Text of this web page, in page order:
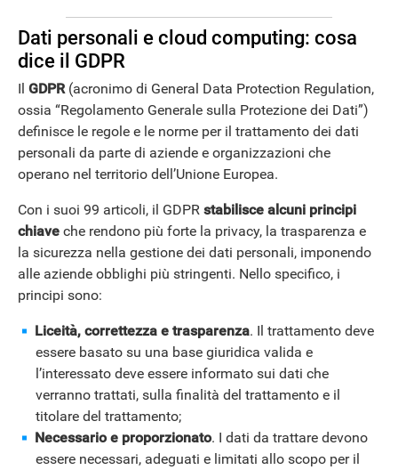
ANDROID
Dati personali e cloud computing: cosa
dice il GDPR
Il GDPR(acronimo di General Data Protection Regulation,
ossia “Regolamento Generale sulla Protezione dei Dati”)
definisce le regole e le norme per il trattamento dei dati
personali da parte di aziende e organizzazioni che
operano nel territorio dell’Unione Europea.
Con i suoi 99 articoli, il GDPR stabilisce alcuni principi
chiave che rendono più forte la privacy, la trasparenza e
la sicurezza nella gestione dei dati personali, imponendo
alle aziende obblighi più stringenti. Nello specifico, i
principi sono:
Liceità, correttezza e trasparenza. Il trattamento deve
essere basato su una base giuridica valida e
l’interessato deve essere informato sui dati che
verranno trattati, sulla finalità del trattamento e il
titolare del trattamento;
Necessario e proporzionato. I dati da trattare devono
essere necessari, adeguati e limitati allo scopo per il